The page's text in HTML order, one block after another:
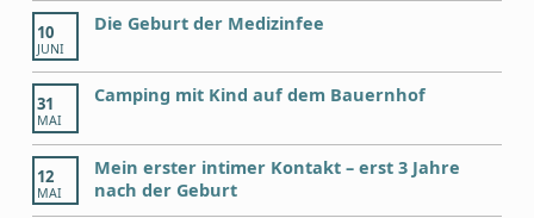
10
JUNI
Die Geburt der Medizinfee
31
MAI
Camping mit Kind auf dem Bauernhof
12
MAI
Mein erster intimer Kontakt – erst 3 Jahre
nach der Geburt